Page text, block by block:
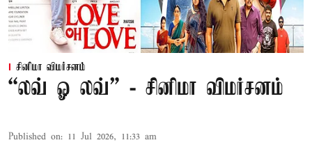
சினிமா விமர்சனம்
“லவ் ஓ லவ்” - சினிமா விமர்சனம்
Published on: 11 Jul 2026, 11:33 am